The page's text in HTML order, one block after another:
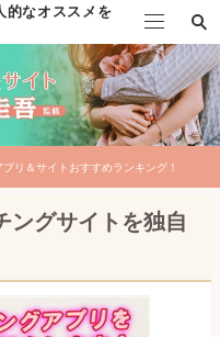
的なオススメを
プリ＆サイトおすすめランキング！
ングサイトを独自